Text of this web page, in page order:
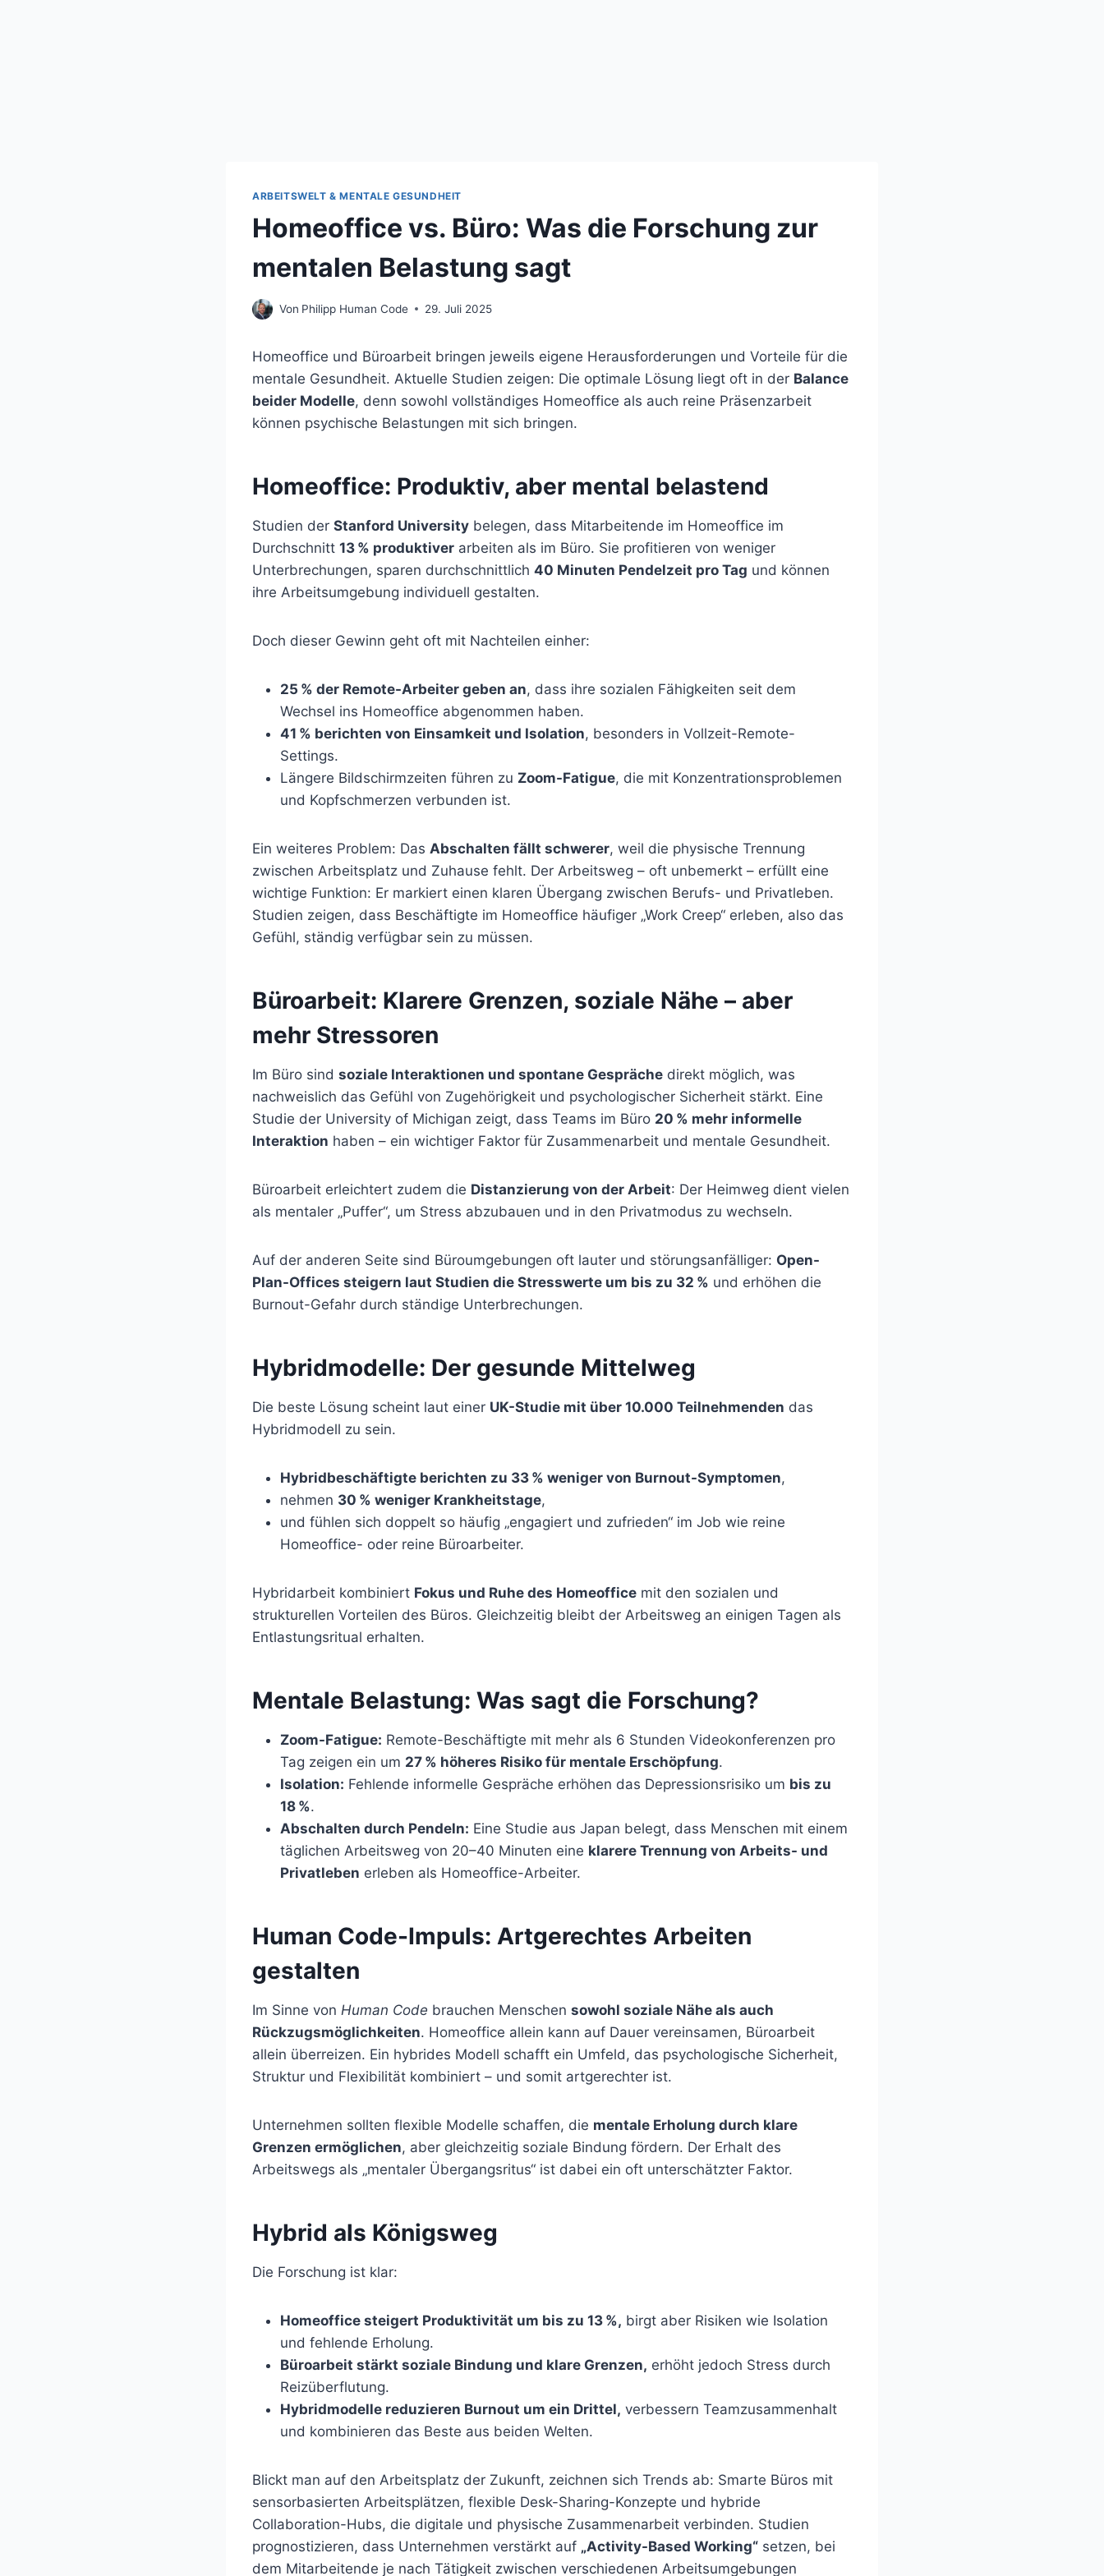
ARBEITSWELT & MENTALE GESUNDHEIT
Homeoffice vs. Büro: Was die Forschung zur
mentalen Belastung sagt
Von Philipp Human Code 29. Juli 2025
Homeoffice und Büroarbeit bringen jeweils eigene Herausforderungen und Vorteile für die
mentale Gesundheit. Aktuelle Studien zeigen: Die optimale Lösung liegt oft in der Balance
beider Modelle, denn sowohl vollständiges Homeoffice als auch reine Präsenzarbeit
können psychische Belastungen mit sich bringen.
Homeoffice: Produktiv, aber mental belastend
Studien der Stanford University belegen, dass Mitarbeitende im Homeoffice im
Durchschnitt 13 % produktiver arbeiten als im Büro. Sie profitieren von weniger
Unterbrechungen, sparen durchschnittlich 40 Minuten Pendelzeit pro Tag und können
ihre Arbeitsumgebung individuell gestalten.
Doch dieser Gewinn geht oft mit Nachteilen einher:
25 % der Remote-Arbeiter geben an, dass ihre sozialen Fähigkeiten seit dem
Wechsel ins Homeoffice abgenommen haben.
41 % berichten von Einsamkeit und Isolation, besonders in Vollzeit-Remote-
Settings.
Längere Bildschirmzeiten führen zu Zoom-Fatigue, die mit Konzentrationsproblemen
und Kopfschmerzen verbunden ist.
Ein weiteres Problem: Das Abschalten fällt schwerer, weil die physische Trennung
zwischen Arbeitsplatz und Zuhause fehlt. Der Arbeitsweg – oft unbemerkt – erfüllt eine
wichtige Funktion: Er markiert einen klaren Übergang zwischen Berufs- und Privatleben.
Studien zeigen, dass Beschäftigte im Homeoffice häufiger „Work Creep“ erleben, also das
Gefühl, ständig verfügbar sein zu müssen.
Büroarbeit: Klarere Grenzen, soziale Nähe – aber
mehr Stressoren
Im Büro sind soziale Interaktionen und spontane Gespräche direkt möglich, was
nachweislich das Gefühl von Zugehörigkeit und psychologischer Sicherheit stärkt. Eine
Studie der University of Michigan zeigt, dass Teams im Büro 20 % mehr informelle
Interaktion haben – ein wichtiger Faktor für Zusammenarbeit und mentale Gesundheit.
Büroarbeit erleichtert zudem die Distanzierung von der Arbeit: Der Heimweg dient vielen
als mentaler „Puffer“, um Stress abzubauen und in den Privatmodus zu wechseln.
Auf der anderen Seite sind Büroumgebungen oft lauter und störungsanfälliger: Open-
Plan-Offices steigern laut Studien die Stresswerte um bis zu 32 % und erhöhen die
Burnout-Gefahr durch ständige Unterbrechungen.
Hybridmodelle: Der gesunde Mittelweg
Die beste Lösung scheint laut einer UK-Studie mit über 10.000 Teilnehmenden das
Hybridmodell zu sein.
Hybridbeschäftigte berichten zu 33 % weniger von Burnout-Symptomen,
nehmen 30 % weniger Krankheitstage,
und fühlen sich doppelt so häufig „engagiert und zufrieden“ im Job wie reine
Homeoffice- oder reine Büroarbeiter.
Hybridarbeit kombiniert Fokus und Ruhe des Homeoffice mit den sozialen und
strukturellen Vorteilen des Büros. Gleichzeitig bleibt der Arbeitsweg an einigen Tagen als
Entlastungsritual erhalten.
Mentale Belastung: Was sagt die Forschung?
Zoom-Fatigue: Remote-Beschäftigte mit mehr als 6 Stunden Videokonferenzen pro
Tag zeigen ein um 27 % höheres Risiko für mentale Erschöpfung.
Isolation: Fehlende informelle Gespräche erhöhen das Depressionsrisiko um bis zu
18 %.
Abschalten durch Pendeln: Eine Studie aus Japan belegt, dass Menschen mit einem
täglichen Arbeitsweg von 20–40 Minuten eine klarere Trennung von Arbeits- und
Privatleben erleben als Homeoffice-Arbeiter.
Human Code-Impuls: Artgerechtes Arbeiten
gestalten
Im Sinne von Human Code brauchen Menschen sowohl soziale Nähe als auch
Rückzugsmöglichkeiten. Homeoffice allein kann auf Dauer vereinsamen, Büroarbeit
allein überreizen. Ein hybrides Modell schafft ein Umfeld, das psychologische Sicherheit,
Struktur und Flexibilität kombiniert – und somit artgerechter ist.
Unternehmen sollten flexible Modelle schaffen, die mentale Erholung durch klare
Grenzen ermöglichen, aber gleichzeitig soziale Bindung fördern. Der Erhalt des
Arbeitswegs als „mentaler Übergangsritus“ ist dabei ein oft unterschätzter Faktor.
Hybrid als Königsweg
Die Forschung ist klar:
Homeoffice steigert Produktivität um bis zu 13 %, birgt aber Risiken wie Isolation
und fehlende Erholung.
Büroarbeit stärkt soziale Bindung und klare Grenzen, erhöht jedoch Stress durch
Reizüberflutung.
Hybridmodelle reduzieren Burnout um ein Drittel, verbessern Teamzusammenhalt
und kombinieren das Beste aus beiden Welten.
Blickt man auf den Arbeitsplatz der Zukunft, zeichnen sich Trends ab: Smarte Büros mit
sensorbasierten Arbeitsplätzen, flexible Desk-Sharing-Konzepte und hybride
Collaboration-Hubs, die digitale und physische Zusammenarbeit verbinden. Studien
prognostizieren, dass Unternehmen verstärkt auf „Activity-Based Working“ setzen, bei
dem Mitarbeitende je nach Tätigkeit zwischen verschiedenen Arbeitsumgebungen